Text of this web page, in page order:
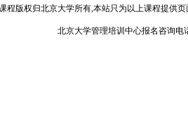
程版权归北京大学所有,本站只为以上课程提供
北京大学管理培训中心报名咨询电